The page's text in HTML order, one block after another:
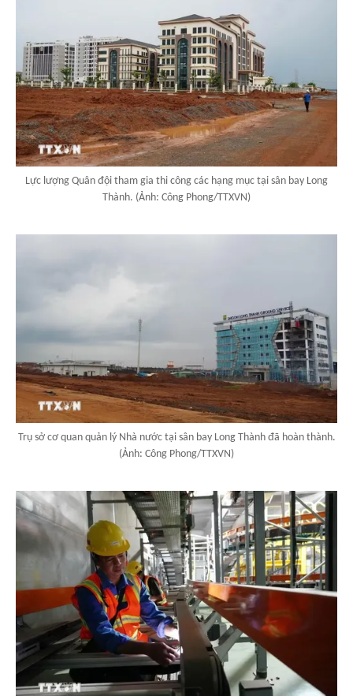
Lực lượng Quân đội tham gia thi công các hạng mục tại sân bay Long
Thành. (Ảnh: Công Phong/TTXVN)
Trụ sở cơ quan quản lý Nhà nước tại sân bay Long Thành đã hoàn thành.
(Ảnh: Công Phong/TTXVN)